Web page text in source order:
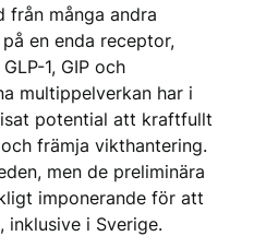
från många andra
en enda receptor,
1, GIP och
multippelverkan har i
potential att kraftfullt
främja vikthantering.
men de preliminära
imponerande för att
i Sverige.